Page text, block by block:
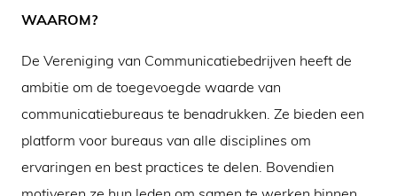
WAAROM?
De Vereniging van Communicatiebedrijven heeft de
ambitie om de toegevoegde waarde van
communicatiebureaus te benadrukken. Ze bieden een
platform voor bureaus van alle disciplines om
ervaringen en best practices te delen. Bovendien